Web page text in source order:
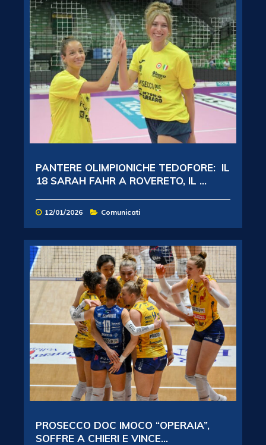
PANTERE OLIMPIONICHE TEDOFORE: IL
18 SARAH FAHR A ROVERETO, IL ...
12/01/2026 Comunicati
PROSECCO DOC IMOCO “OPERAIA”,
SOFFRE A CHIERI E VINCE...